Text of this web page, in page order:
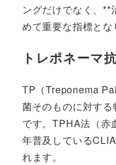
ングだけでなく、**
めて重要な指標とな
トレポネーマ
TP（Treponema
菌そのものに対す
です。TPHA法（赤
年普及している
れます。